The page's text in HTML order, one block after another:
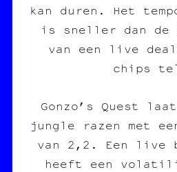
kan duren. Het
is sneller dan de
van een live
chips
Gonzo’s Quest
jungle razen met
van 2,2. Een live
heeft een